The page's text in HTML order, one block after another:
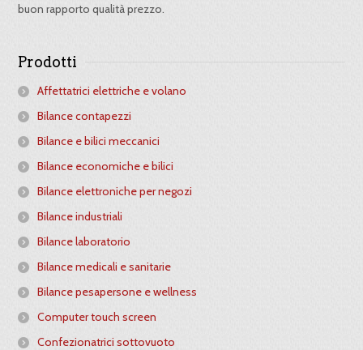
buon rapporto qualità prezzo.
Prodotti
Affettatrici elettriche e volano
Bilance contapezzi
Bilance e bilici meccanici
Bilance economiche e bilici
Bilance elettroniche per negozi
Bilance industriali
Bilance laboratorio
Bilance medicali e sanitarie
Bilance pesapersone e wellness
Computer touch screen
Confezionatrici sottovuoto